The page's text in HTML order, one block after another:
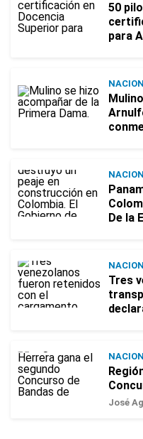
50
para
De la
Tres
José